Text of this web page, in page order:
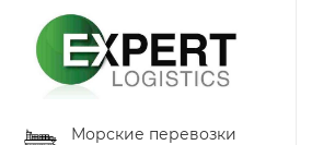
Морские перевозки